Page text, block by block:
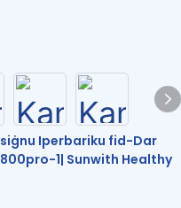
Iperbariku fid-Dar
1| Sunwith Healthy